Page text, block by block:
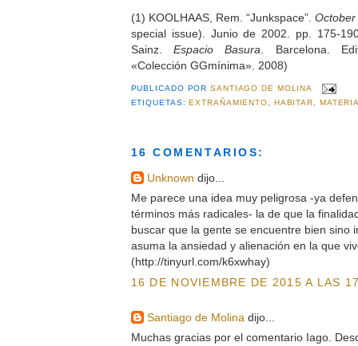
(1) KOOLHAAS, Rem. “Junkspace”.
special issue). Junio de 2002. pp. 175-
Sainz. Espacio Basura . Barcelona.
«Colección GGmínima». 2008)
PUBLICADO PORSANTIAGO DE MOLINA
ETIQUETAS:EXTRAÑAMIENTO, HABITAR,
16 COMENTARIOS:
Unknown dijo...
Me parece una idea muy peligrosa -ya
términos más radicales- la de que la
buscar que la gente se encuentre bien sino
asuma la ansiedad y alienación en la que
(http://tinyurl.com/k6xwhay)
16 DE NOVIEMBRE DE 2015 A LAS
Santiago de Molina dijo...
Muchas gracias por el comentario Iago.